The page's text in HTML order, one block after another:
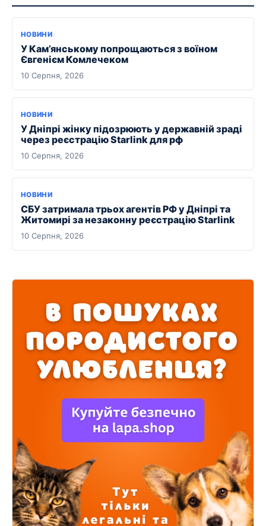
НОВИНИ
У Кам’янському попрощаються з воїном
Євгенієм Комлечеком
10 Серпня, 2026
НОВИНИ
У Дніпрі жінку підозрюють у державній зраді
через реєстрацію Starlink для рф
10 Серпня, 2026
НОВИНИ
СБУ затримала трьох агентів РФ у Дніпрі та
Житомирі за незаконну реєстрацію Starlink
10 Серпня, 2026